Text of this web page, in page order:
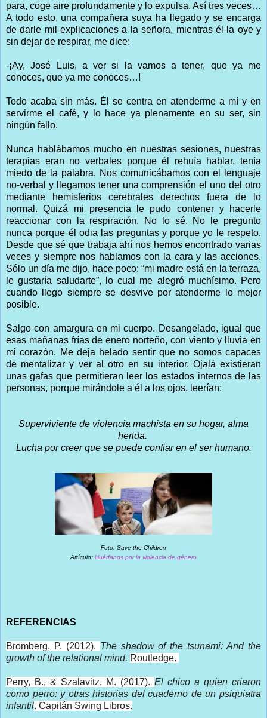
para, coge aire profundamente y lo expulsa. Así tres veces…
A todo esto, una compañera suya ha llegado y se encarga
de darle mil explicaciones a la señora, mientras él la oye y
sin dejar de respirar, me dice:
-¡Ay, José Luis, a ver si la vamos a tener, que ya me
conoces, que ya me conoces…!
Todo acaba sin más. Él se centra en atenderme a mí y en
servirme el café, y lo hace ya plenamente en su ser, sin
ningún fallo.
Nunca hablábamos mucho en nuestras sesiones, nuestras
terapias eran no verbales porque él rehuía hablar, tenía
miedo de la palabra. Nos comunicábamos con el lenguaje
no-verbal y llegamos tener una comprensión el uno del otro
mediante hemisferios cerebrales derechos fuera de lo
normal. Quizá mi presencia le pudo contener y hacerle
reaccionar con la respiración. No lo sé. No le pregunto
nunca porque él odia las preguntas y porque yo le respeto.
Desde que sé que trabaja ahí nos hemos encontrado varias
veces y siempre nos hablamos con la cara y las acciones.
Sólo un día me dijo, hace poco: “mi madre está en la terraza,
le gustaría saludarte”, lo cual me alegró muchísimo. Pero
cuando llego siempre se desvive por atenderme lo mejor
posible.
Salgo con amargura en mi cuerpo. Desangelado, igual que
esas mañanas frías de enero norteño, con viento y lluvia en
mi corazón. Me deja helado sentir que no somos capaces
de mentalizar y ver al otro en su interior. Ojalá existieran
unas gafas que permitieran leer los estados internos de las
personas, porque mirándole a él a los ojos, leerían:
Superviviente de violencia machista en su hogar, alma
herida.
Lucha por creer que se puede confiar en el ser humano.
Foto: Save the Children
Artículo: Huérfanos por la violencia de género
REFERENCIAS
Bromberg, P. (2012). The shadow of the tsunami: And the
growth of the relational mind. Routledge.
Perry, B., & Szalavitz, M. (2017). El chico a quien criaron
como perro: y otras historias del cuaderno de un psiquiatra
infantil. Capitán Swing Libros.